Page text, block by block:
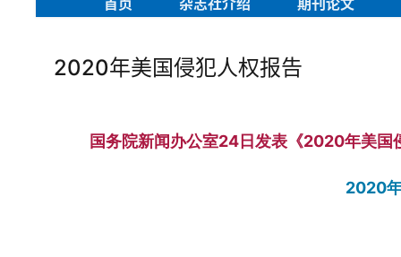
首页 杂志社介绍 期刊论文
2020年美国侵犯人权报告
国务院新闻办公室24日发表《2020年美国
2020